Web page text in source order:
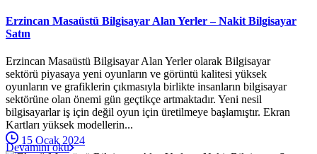
Erzincan Masaüstü Bilgisayar Alan Yerler – Nakit Bilgisayar
Satın
Erzincan Masaüstü Bilgisayar Alan Yerler olarak Bilgisayar
sektörü piyasaya yeni oyunların ve görüntü kalitesi yüksek
oyunların ve grafiklerin çıkmasıyla birlikte insanların bilgisayar
sektörüne olan önemi gün geçtikçe artmaktadır. Yeni nesil
bilgisayarlar iş için değil oyun için üretilmeye başlamıştır. Ekran
Kartları yüksek modellerin...
15 Ocak 2024
Devamını oku